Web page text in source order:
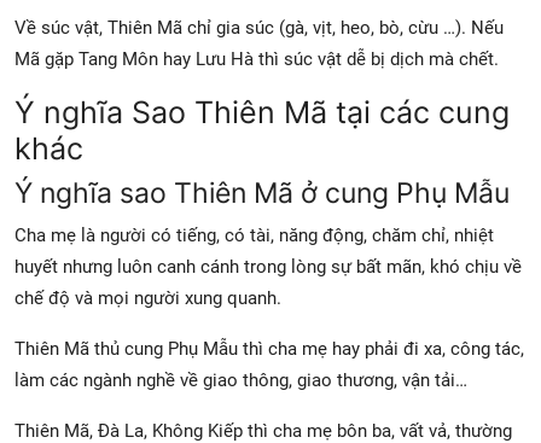
Về súc vật, Thiên Mã chỉ gia súc (gà, vịt, heo, bò, cừu …). Nếu
Mã gặp Tang Môn hay Lưu Hà thì súc vật dễ bị dịch mà chết.
Ý nghĩa Sao Thiên Mã tại các cung
khác
Ý nghĩa sao Thiên Mã ở cung Phụ Mẫu
Cha mẹ là người có tiếng, có tài, năng động, chăm chỉ, nhiệt
huyết nhưng luôn canh cánh trong lòng sự bất mãn, khó chịu về
chế độ và mọi người xung quanh.
Thiên Mã thủ cung Phụ Mẫu thì cha mẹ hay phải đi xa, công tác,
làm các ngành nghề về giao thông, giao thương, vận tải…
Thiên Mã, Đà La, Không Kiếp thì cha mẹ bôn ba, vất vả, thường